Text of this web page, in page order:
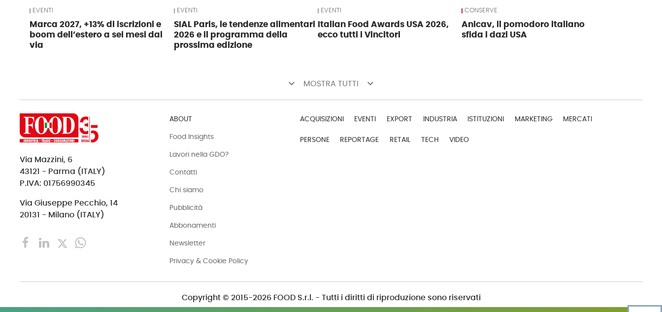
EVENTI
Marca 2027, +13% di iscrizioni e
boom dell’estero a sei mesi dal
via
EVENTI
SIAL Paris, le tendenze alimentari
2026 e il programma della
prossima edizione
EVENTI
Italian Food Awards USA 2026,
ecco tutti i Vincitori
CONSERVE
Anicav, il pomodoro italiano
sfida i dazi USA
keyboard_arrow_down MOSTRA TUTTI keyboard_arrow_down
Via Mazzini, 6
43121 - Parma (ITALY)
P.IVA: 01756990345
Via Giuseppe Pecchio, 14
20131 - Milano (ITALY)
ABOUT
Food Insights
Lavori nella GDO?
Contatti
Chi siamo
Pubblicità
Abbonamenti
Newsletter
Privacy & Cookie Policy
ACQUISIZIONI EVENTI EXPORT INDUSTRIA ISTITUZIONI MARKETING MERCATI
PERSONE REPORTAGE RETAIL TECH VIDEO
Copyright © 2015-2026 FOOD S.r.l. - Tutti i diritti di riproduzione sono riservati